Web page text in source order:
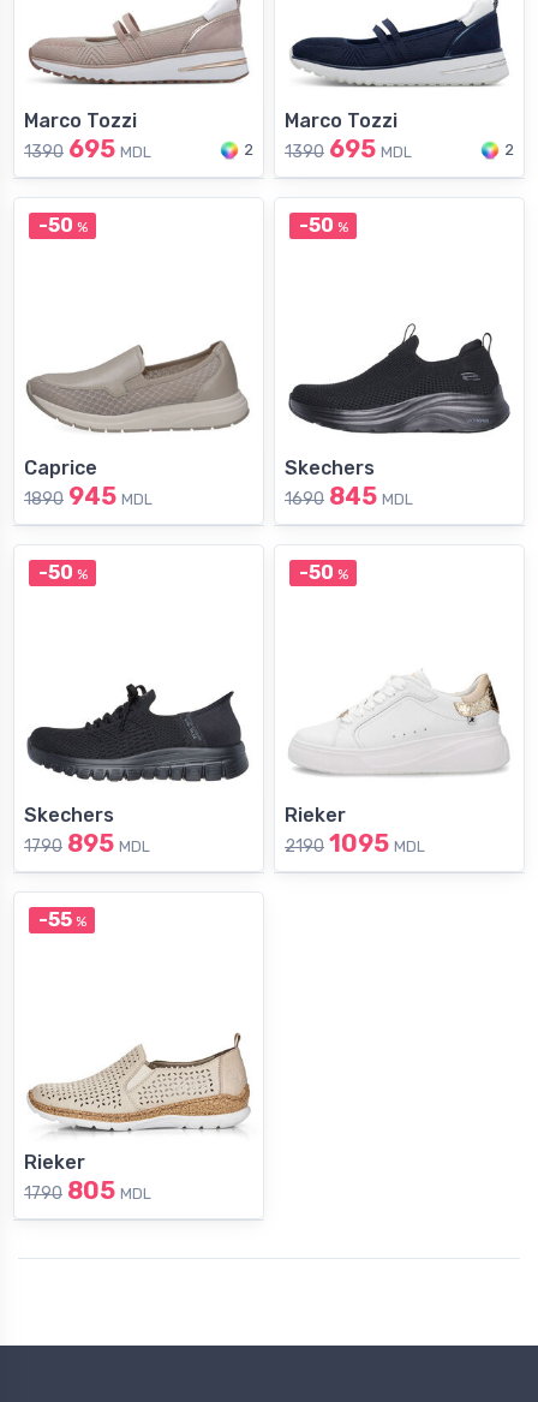
Marco Tozzi
1390 695 MDL 2
Marco Tozzi
1390 695 MDL 2
-50 %
Caprice
1890 945 MDL
-50 %
Skechers
1690 845 MDL
-50 %
Skechers
1790 895 MDL
-50 %
Rieker
2190 1095 MDL
-55%
Rieker
1790 805 MDL